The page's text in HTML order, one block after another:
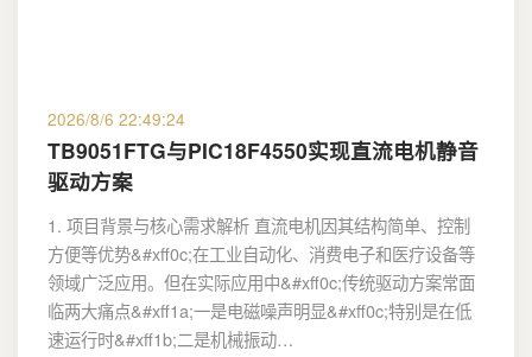
2026/8/6 22:49:24
TB9051FTG与PIC18F4550实现直流电机静音
驱动方案
1. 项目背景与核心需求解析 直流电机因其结构简单、控制
方便等优势&#xff0c;在工业自动化、消费电子和医疗设备等
领域广泛应用。但在实际应用中&#xff0c;传统驱动方案常面
临两大痛点&#xff1a;一是电磁噪声明显&#xff0c;特别是在低
速运行时&#xff1b;二是机械振动…